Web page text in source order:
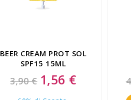
BEER CREAM PROT SOL
SPF15 15ML
3,90 € Special
Price
1,56 €